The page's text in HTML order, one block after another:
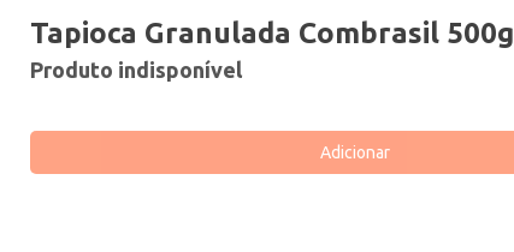
Tapioca Granulada Combrasil 500g
Produto indisponível
Adicionar